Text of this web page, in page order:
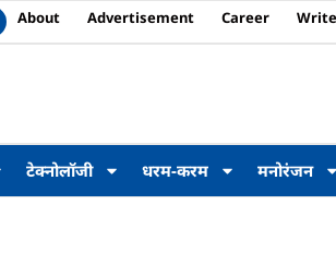
About Advertisement Career
टेक्नोलॉजी धरम-करम मनोरंजन